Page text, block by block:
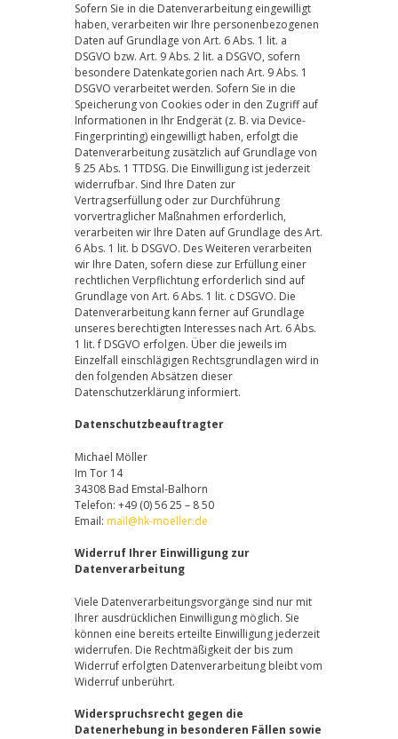
Sofern Sie in die Datenverarbeitung eingewilligt
haben, verarbeiten wir Ihre personenbezogenen
Daten auf Grundlage von Art. 6 Abs. 1 lit. a
DSGVO bzw. Art. 9 Abs. 2 lit. a DSGVO, sofern
besondere Datenkategorien nach Art. 9 Abs. 1
DSGVO verarbeitet werden. Sofern Sie in die
Speicherung von Cookies oder in den Zugriff auf
Informationen in Ihr Endgerät (z. B. via Device-
Fingerprinting) eingewilligt haben, erfolgt die
Datenverarbeitung zusätzlich auf Grundlage von
§ 25 Abs. 1 TTDSG. Die Einwilligung ist jederzeit
widerrufbar. Sind Ihre Daten zur
Vertragserfüllung oder zur Durchführung
vorvertraglicher Maßnahmen erforderlich,
verarbeiten wir Ihre Daten auf Grundlage des Art.
6 Abs. 1 lit. b DSGVO. Des Weiteren verarbeiten
wir Ihre Daten, sofern diese zur Erfüllung einer
rechtlichen Verpflichtung erforderlich sind auf
Grundlage von Art. 6 Abs. 1 lit. c DSGVO. Die
Datenverarbeitung kann ferner auf Grundlage
unseres berechtigten Interesses nach Art. 6 Abs.
1 lit. f DSGVO erfolgen. Über die jeweils im
Einzelfall einschlägigen Rechtsgrundlagen wird in
den folgenden Absätzen dieser
Datenschutzerklärung informiert.
Datenschutzbeauftragter
Michael Möller
Im Tor 14
34308 Bad Emstal-Balhorn
Telefon: +49 (0) 56 25 – 8 50
Email: mail@hk-moeller.de
Widerruf Ihrer Einwilligung zur
Datenverarbeitung
Viele Datenverarbeitungsvorgänge sind nur mit
Ihrer ausdrücklichen Einwilligung möglich. Sie
können eine bereits erteilte Einwilligung jederzeit
widerrufen. Die Rechtmäßigkeit der bis zum
Widerruf erfolgten Datenverarbeitung bleibt vom
Widerruf unberührt.
Widerspruchsrecht gegen die
Datenerhebung in besonderen Fällen sowie